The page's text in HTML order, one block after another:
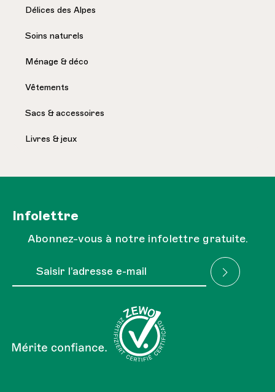
Délices des Alpes
Soins naturels
Ménage & déco
Vêtements
Sacs & accessoires
Livres & jeux
Infolettre
Abonnez-vous à notre infolettre gratuite.
Adresse e-mail*
Les champs marqués d'un astérisque (*) sont obligatoires.